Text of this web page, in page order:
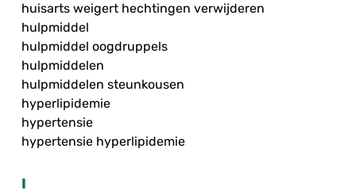
huisarts weigert hechtingen verwijderen
hulpmiddel
hulpmiddel oogdruppels
hulpmiddelen
hulpmiddelen steunkousen
hyperlipidemie
hypertensie
hypertensie hyperlipidemie
I